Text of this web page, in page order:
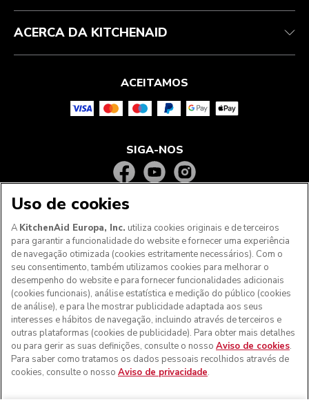
ACERCA DA KITCHENAID
ACEITAMOS
SIGA-NOS
Aos clientes nos Açores, Madeira e outros territórios
portugueses: Por favor, contacte a nossa equipa de Apoio
ao Cliente para efetuar a sua encomenda, de forma a
podermos fornecer os custos de envio exatos e aplicar a
taxa de IVA correta
Uso de cookies
A KitchenAid Europa, Inc. utiliza cookies originais e de terceiros
para garantir a funcionalidade do website e fornecer uma experiência
de navegação otimizada (cookies estritamente necessários). Com o
seu consentimento, também utilizamos cookies para melhorar o
desempenho do website e para fornecer funcionalidades adicionais
(cookies funcionais), análise estatística e medição do público (cookies
de análise), e para lhe mostrar publicidade adaptada aos seus
interesses e hábitos de navegação, incluindo através de terceiros e
outras plataformas (cookies de publicidade). Para obter mais detalhes
ou para gerir as suas definições, consulte o nosso Aviso de cookies.
Para saber como tratamos os dados pessoais recolhidos através de
cookies, consulte o nosso Aviso de privacidade.